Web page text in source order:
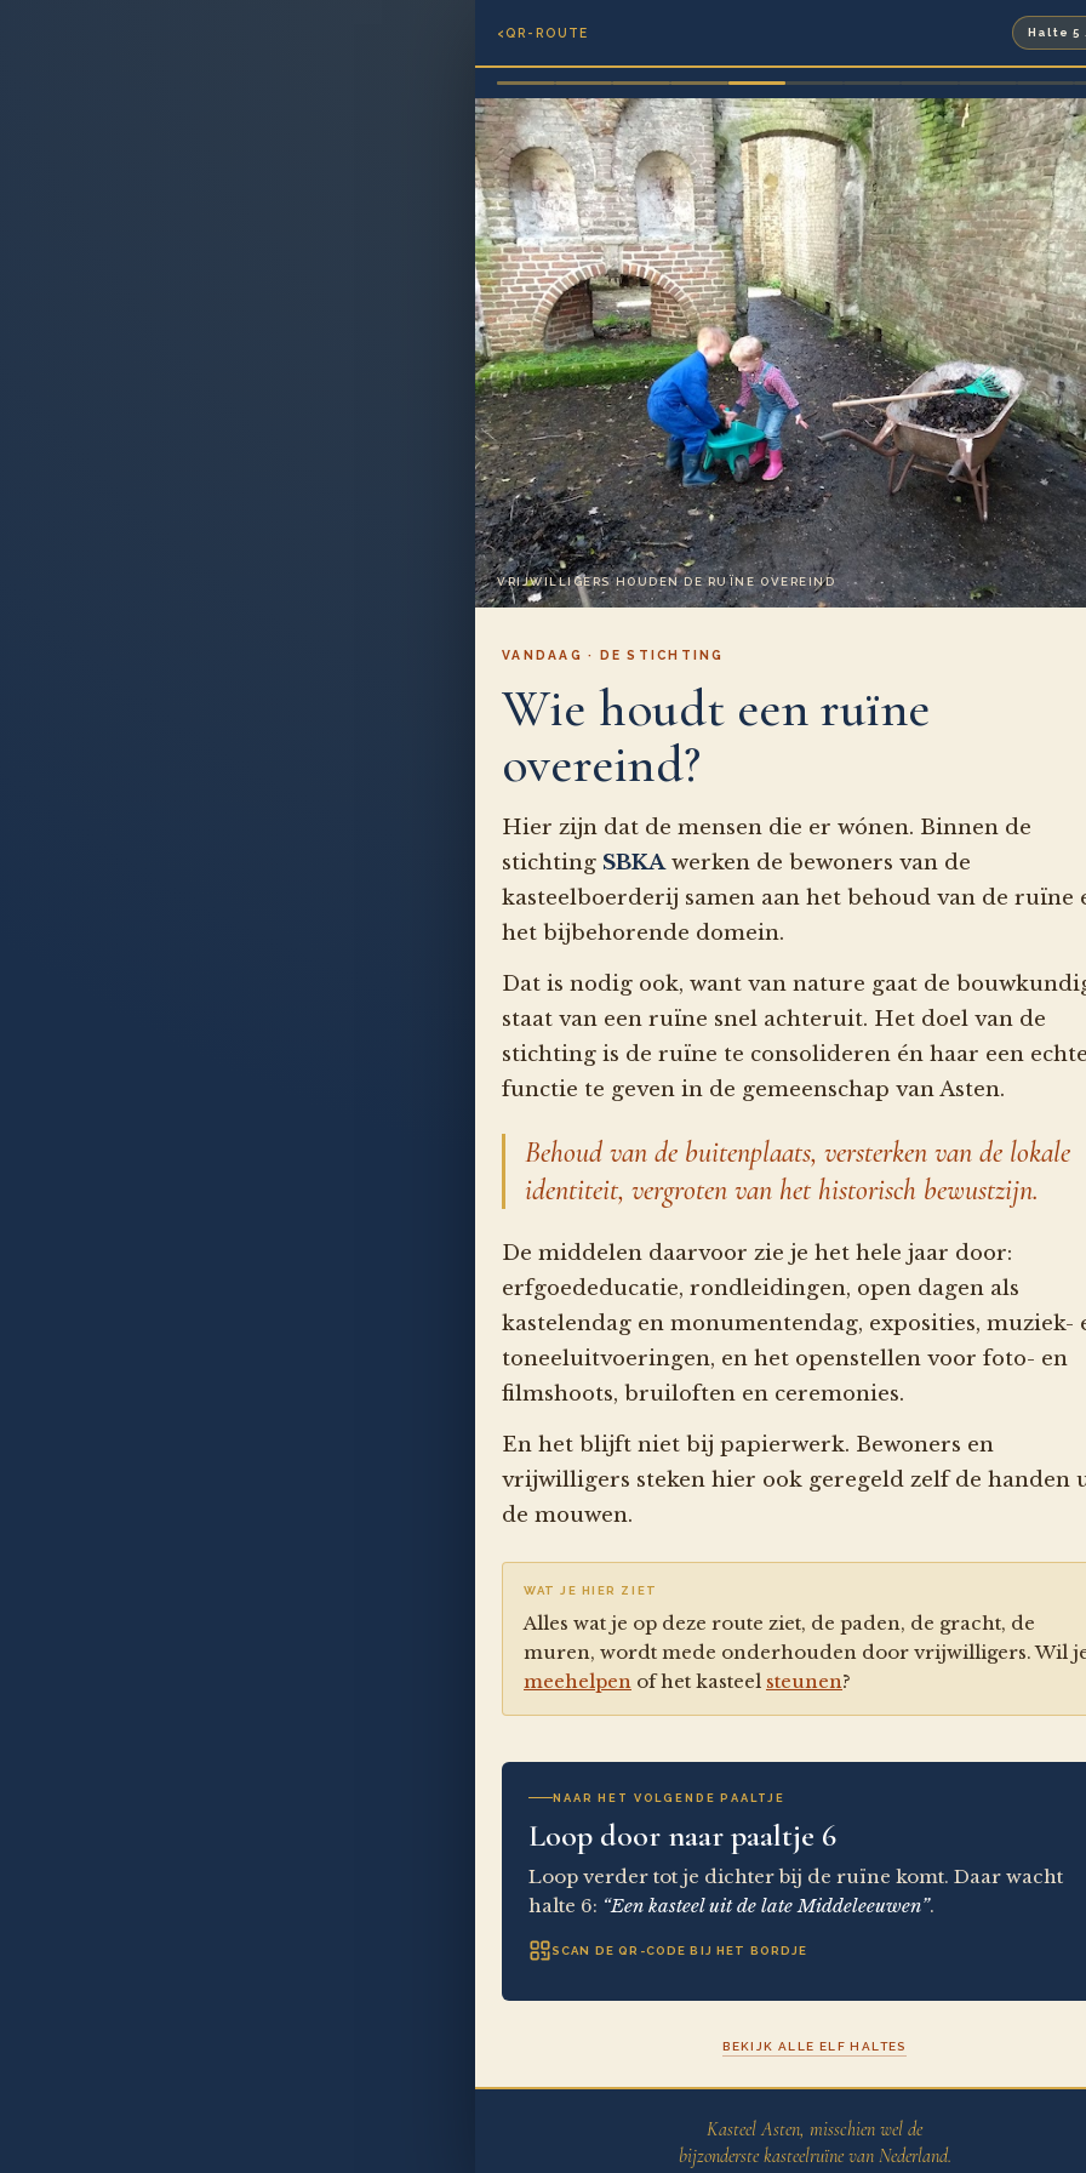
‹ QR-ROUTE Halte 5
VRIJWILLIGERS HOUDEN DE RUÏNE OVEREIND
VANDAAG · DE STICHTING
Wie houdt een ruïne
overeind?
Hier zijn dat de mensen die er wónen. Binnen de
stichting SBKAwerken de bewoners van de
kasteelboerderij samen aan het behoud van de ruïne
het bijbehorende domein.
Dat is nodig ook, want van nature gaat de
staat van een ruïne snel achteruit. Het doel van de
stichting is de ruïne te consolideren én haar een
functie te geven in de gemeenschap van Asten.
Behoud van de buitenplaats, versterken van de lokale
identiteit, vergroten van het historisch bewustzijn.
De middelen daarvoor zie je het hele jaar door:
erfgoededucatie, rondleidingen, open dagen als
kastelendag en monumentendag, exposities, muziek-
toneeluitvoeringen, en het openstellen voor foto- en
filmshoots, bruiloften en ceremonies.
En het blijft niet bij papierwerk. Bewoners en
vrijwilligers steken hier ook geregeld zelf de handen
de mouwen.
WAT JE HIER ZIET
Alles wat je op deze route ziet, de paden, de gracht, de
muren, wordt mede onderhouden door vrijwilligers. Wil
meehelpen of het kasteel steunen?
NAAR HET VOLGENDE PAALTJE
Loop door naar paaltje 6
Loop verder tot je dichter bij de ruïne komt. Daar wacht
halte 6: “Een kasteel uit de late Middeleeuwen”.
SCAN DE QR-CODE BIJ HET BORDJE
BEKIJK ALLE ELF HALTES
Kasteel Asten, misschien wel de
bijzonderste kasteelruïne van Nederland.